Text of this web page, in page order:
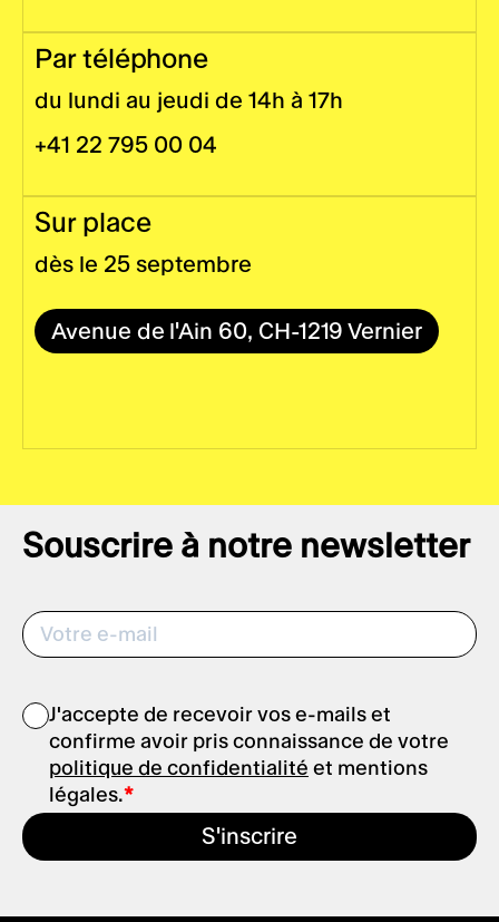
Par téléphone
du lundi au jeudi de 14h à 17h
+41 22 795 00 04
Sur place
dès le 25 septembre
Avenue de l'Ain 60, CH-1219 Vernier
Souscrire à notre newsletter
J'accepte de recevoir vos e-mails et
confirme avoir pris connaissance de votre
politique de confidentialité et mentions
légales.
S'inscrire